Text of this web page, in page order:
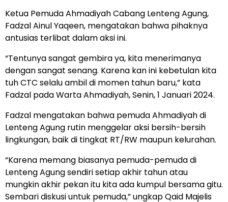
Ketua Pemuda Ahmadiyah Cabang Lenteng Agung,
Fadzal Ainul Yaqeen, mengatakan bahwa pihaknya
antusias terlibat dalam aksi ini.
“Tentunya sangat gembira ya, kita menerimanya
dengan sangat senang. Karena kan ini kebetulan kita
tuh CTC selalu ambil di momen tahun baru,” kata
Fadzal pada Warta Ahmadiyah, Senin, 1 Januari 2024.
Fadzal mengatakan bahwa pemuda Ahmadiyah di
Lenteng Agung rutin menggelar aksi bersih-bersih
lingkungan, baik di tingkat RT/RW maupun kelurahan.
“Karena memang biasanya pemuda-pemuda di
Lenteng Agung sendiri setiap akhir tahun atau
mungkin akhir pekan itu kita ada kumpul bersama gitu.
Sembari diskusi untuk pemuda,” ungkap Qaid Majelis